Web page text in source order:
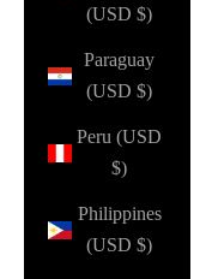
(USD $)
Paraguay
(USD $)
Peru (USD
$)
Philippines
(USD $)